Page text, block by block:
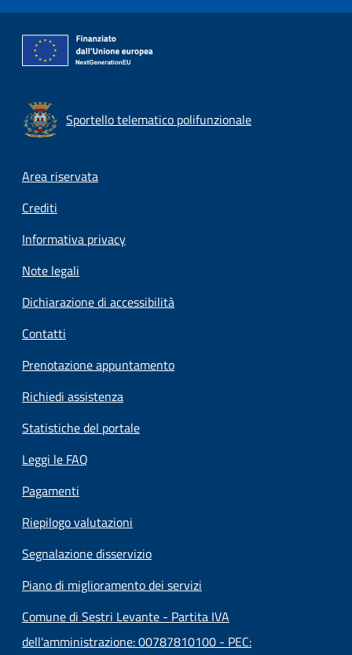
Sportello telematico polifunzionale
Footer menu
Area riservata
Crediti
Informativa privacy
Note legali
Dichiarazione di accessibilità
Contatti
Prenotazione appuntamento
Richiedi assistenza
Statistiche del portale
Leggi le FAQ
Pagamenti
Riepilogo valutazioni
Segnalazione disservizio
Piano di miglioramento dei servizi
Comune di Sestri Levante - Partita IVA
dell'amministrazione: 00787810100 - PEC: